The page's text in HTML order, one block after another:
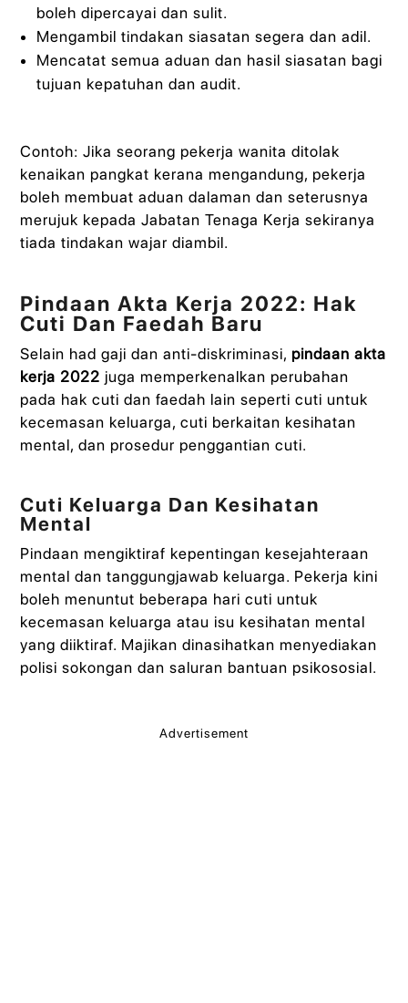
boleh dipercayai dan sulit.
Mengambil tindakan siasatan segera dan adil.
Mencatat semua aduan dan hasil siasatan bagi
tujuan kepatuhan dan audit.
Contoh: Jika seorang pekerja wanita ditolak
kenaikan pangkat kerana mengandung, pekerja
boleh membuat aduan dalaman dan seterusnya
merujuk kepada Jabatan Tenaga Kerja sekiranya
tiada tindakan wajar diambil.
Pindaan Akta Kerja 2022: Hak
Cuti Dan Faedah Baru
Selain had gaji dan anti-diskriminasi, pindaan akta
kerja 2022 juga memperkenalkan perubahan
pada hak cuti dan faedah lain seperti cuti untuk
kecemasan keluarga, cuti berkaitan kesihatan
mental, dan prosedur penggantian cuti.
Cuti Keluarga Dan Kesihatan
Mental
Pindaan mengiktiraf kepentingan kesejahteraan
mental dan tanggungjawab keluarga. Pekerja kini
boleh menuntut beberapa hari cuti untuk
kecemasan keluarga atau isu kesihatan mental
yang diiktiraf. Majikan dinasihatkan menyediakan
polisi sokongan dan saluran bantuan psikososial.
Advertisement